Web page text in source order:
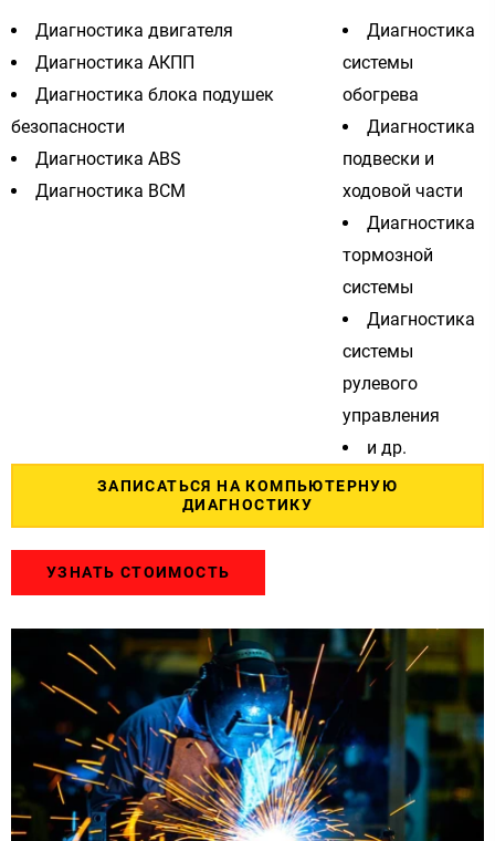
Диагностика двигателя
Диагностика АКПП
Диагностика блока подушек
безопасности
Диагностика ABS
Диагностика BCM
Диагностика
системы
обогрева
Диагностика
подвески и
ходовой части
Диагностика
тормозной
системы
Диагностика
системы
рулевого
управления
и др.
ЗАПИСАТЬСЯ НА КОМПЬЮТЕРНУЮ
ДИАГНОСТИКУ
УЗНАТЬ СТОИМОСТЬ